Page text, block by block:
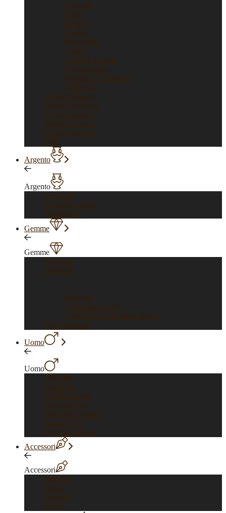
Vedi tutti
Rolex
Bulgari
Cartier
Mont Blanc
Corum
Officine Panerai
Franck Muller
Vacheron Constantin
Vedi tutti >
Orologi vintage
Orologi di Forma
Orologi gioiello
Orologi Classici
Orologi Sportivi
Sold
Argento
Argento
Vedi tutti
Gioielli Argento
Argenteria
Gemme
Gemme
Vedi tutti
Diamanti
Vedi tutti
Certificati Orofirst
Certificati istituti gemmologici
Pietre preziose
Uomo
Uomo
Vedi tutti
Anelli oro
Anelli Argento
Bracciali Oro
Bracciali Argento
Collane Oro
Collane Argento
Accessori
Accessori
Vedi tutti
Spille
Gemelli
Penne